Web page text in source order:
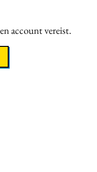
account vereist.